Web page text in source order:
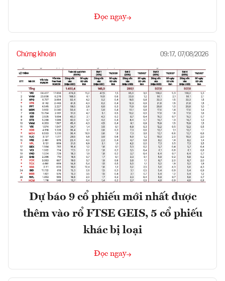
Đọc ngay
Chứng khoán 09:17, 07/08/2026
Dự báo 9 cổ phiếu mới nhất được
thêm vào rổ FTSE GEIS, 5 cổ phiếu
khác bị loại
Đọc ngay